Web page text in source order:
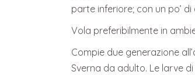
parte inferiore; con un po’
Vola preferibilmente in
Compie due generazione
Sverna da adulto. Le larve